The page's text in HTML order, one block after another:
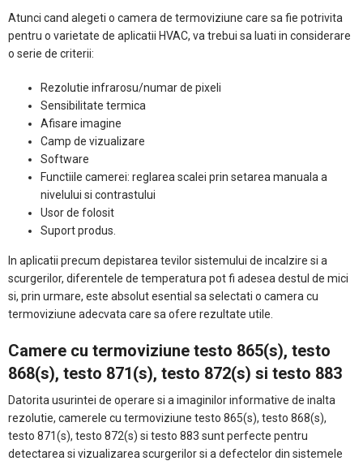
Atunci cand alegeti o camera de termoviziune care sa fie potrivita
pentru o varietate de aplicatii HVAC, va trebui sa luati in considerare
o serie de criterii:
Rezolutie infrarosu/numar de pixeli
Sensibilitate termica
Afisare imagine
Camp de vizualizare
Software
Functiile camerei: reglarea scalei prin setarea manuala a
nivelului si contrastului
Usor de folosit
Suport produs.
In aplicatii precum depistarea tevilor sistemului de incalzire si a
scurgerilor, diferentele de temperatura pot fi adesea destul de mici
si, prin urmare, este absolut esential sa selectati o camera cu
termoviziune adecvata care sa ofere rezultate utile.
Camere cu termoviziune testo 865(s), testo
868(s), testo 871(s), testo 872(s) si testo 883
Datorita usurintei de operare si a imaginilor informative de inalta
rezolutie, camerele cu termoviziune testo 865(s), testo 868(s),
testo 871(s), testo 872(s) si testo 883 sunt perfecte pentru
detectarea si vizualizarea scurgerilor si a defectelor din sistemele